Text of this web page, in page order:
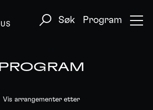
Søk Program
PROGRAM
Vis arrangementer etter